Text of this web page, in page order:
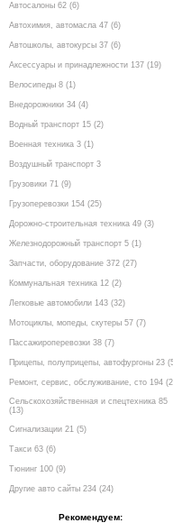
Автосалоны 62 (6)
Автохимия, автомасла 47 (6)
Автошколы, автокурсы 37 (6)
Аксессуары и принадлежности 137 (19)
Велосипеды 8 (1)
Внедорожники 34 (4)
Водный транспорт 15 (2)
Военная техника 3 (1)
Воздушный транспорт 3
Грузовики 71 (9)
Грузоперевозки 154 (25)
Дорожно-строительная техника 49 (3)
Железнодорожный транспорт 5 (1)
Запчасти, оборудование 372 (27)
Коммунальная техника 12 (2)
Легковые автомобили 143 (32)
Мотоциклы, мопеды, скутеры 57 (7)
Пассажироперевозки 38 (7)
Прицепы, полуприцепы, автофургоны 23
Ремонт, сервис, обслуживание, сто 194
Сельскохозяйственная и спецтехника 85
(13)
Сигнализации 21 (5)
Такси 63 (6)
Тюнинг 100 (9)
Другие авто сайты 234 (24)
Рекомендуем: